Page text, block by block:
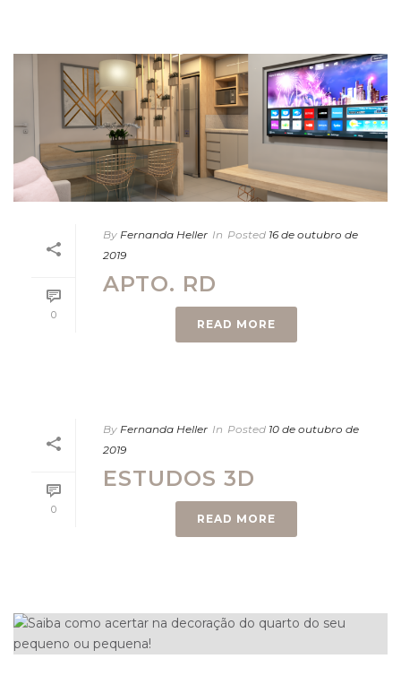
0
By Fernanda Heller In Posted 16 de outubro de
2019
APTO. RD
READ MORE
0
By Fernanda Heller In Posted 10 de outubro de
2019
ESTUDOS 3D
READ MORE